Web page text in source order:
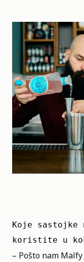
Koje
koristite u
– Pošto nam